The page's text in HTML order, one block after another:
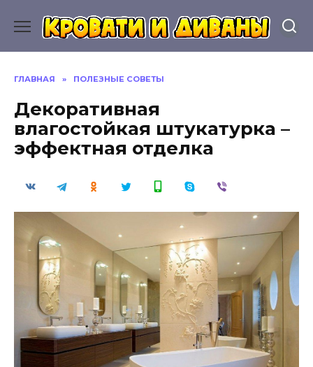
содержанию
ГЛАВНАЯ » ПОЛЕЗНЫЕ СОВЕТЫ
Декоративная
влагостойкая штукатурка –
эффектная отделка